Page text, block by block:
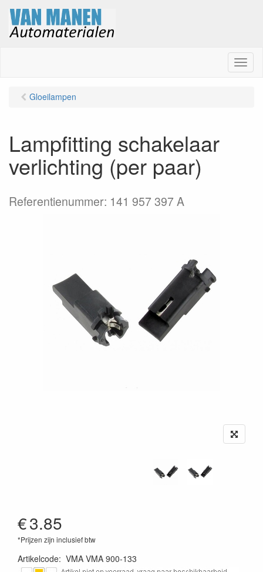
M
e
Gloeilampen
Lampfitting schakelaar
verlichting (per paar)
Referentienummer: 141 957 397 A
€3.85
*Prijzen zijn inclusief btw
Artikelcode: VMA VMA 900-133